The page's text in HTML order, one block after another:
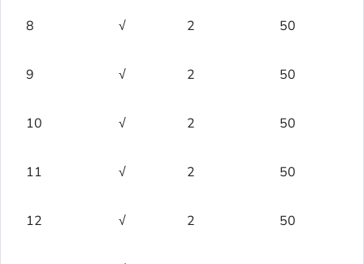
8 √ 2 50
9 √ 2 50
10 √ 2 50
11 √ 2 50
12 √ 2 50